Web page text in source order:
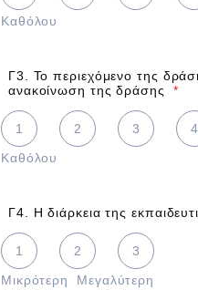
Καθόλου
Γ3. Το περιεχόμενο της
ανακοίνωση της δράσης
*
Καθόλου
1 2 3
4
1 is Καθόλου, 5 is Πάρα
Γ4. Η διάρκεια της
Μικρότερη
1
2
Μεγαλύτερη
3
1 is Μικρότερη από ό,τι